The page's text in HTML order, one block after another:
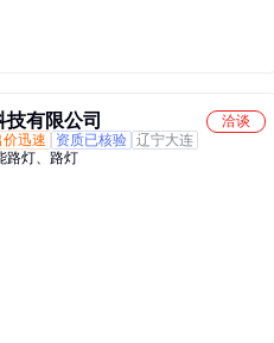
有限公司
洽谈
价迅速 资质已核验 辽宁大连
路灯、路灯